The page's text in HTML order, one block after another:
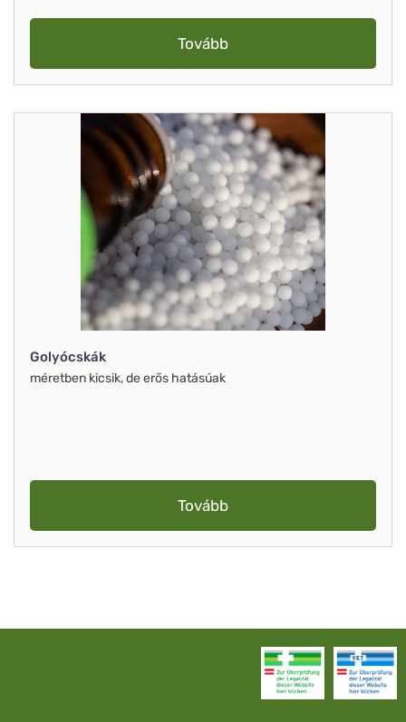
Tovább
Golyócskák
méretben kicsik, de erős hatásúak
Tovább